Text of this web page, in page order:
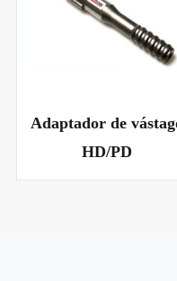
Adaptador de
HD/PD